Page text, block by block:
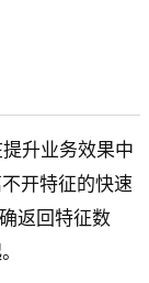
升业务效果中
开特征的快速
返回特征数